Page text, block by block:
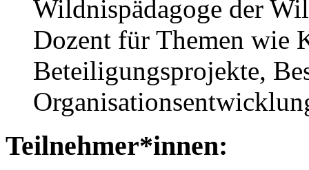
Wildnispädagoge der
Dozent für Themen wie
Beteiligungsprojekte,
Teilnehmer*innen: